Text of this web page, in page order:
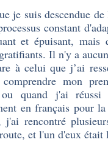
je suis descendue
constant
et épuisant, mais
Il n'y a
à celui que j’ai
mon
quand j'ai réussi
en français pour
j'ai rencontré
et l'un d'eux était